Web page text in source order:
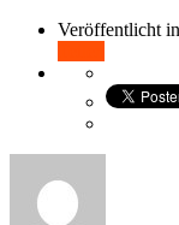
Veröffentlicht